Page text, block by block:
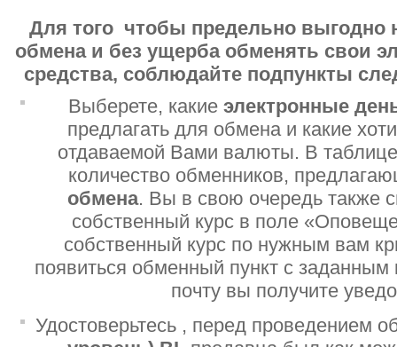
Для того чтобы предельно выгодно
обмена и без ущерба обменять свои
средства, соблюдайте подпункты
Выберете, какие электронные
предлагать для обмена и какие
отдаваемой Вами валюты. В таблице
количество обменников,
обмена. Вы в свою очередь также
собственный курс в поле
собственный курс по нужным вам
появиться обменный пункт с заданным
почту вы получите
Удостоверьтесь , перед проведением